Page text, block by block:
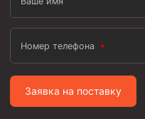
Номер телефона
Заявка на поставку